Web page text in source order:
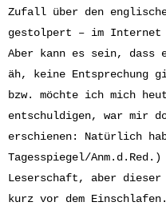
Zufall über den
gestolpert – im Internet
Aber kann es sein, dass
äh, keine Entsprechung
bzw. möchte ich mich
entschuldigen, war mir
erschienen: Natürlich
Tagesspiegel/
Leserschaft, aber
kurz vor dem